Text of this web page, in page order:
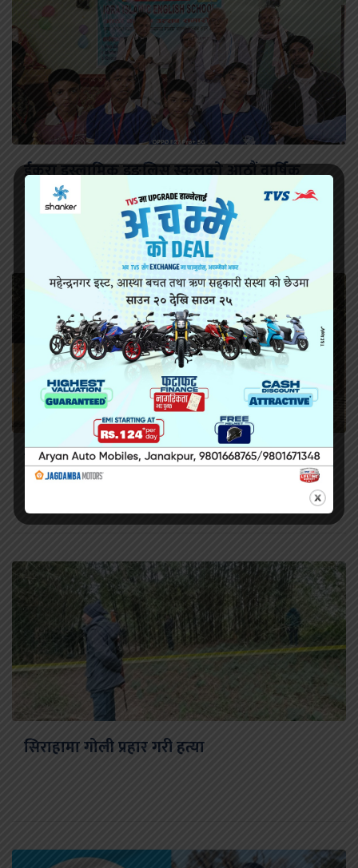
ईकरा इस्लामिक इङलिस स्कुलको आठौं वार्षिक
कार्यक्रम सम्पन्न
सिरहा कारागारको अवस्थाबारे राईनको गम्भीर प्रश्न
सिराहामा गोली प्रहार गरी हत्या